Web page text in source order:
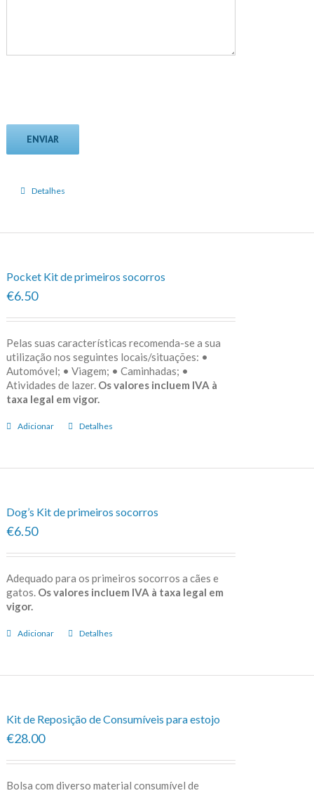
Detalhes
Pocket Kit de primeiros socorros
€6.50
Pelas suas características recomenda-se a sua
utilização nos seguintes locais/situações: •
Automóvel; • Viagem; • Caminhadas; •
Atividades de lazer. Os valores incluem IVA à
taxa legal em vigor.
Adicionar Detalhes
Dog’s Kit de primeiros socorros
€6.50
Adequado para os primeiros socorros a cães e
gatos. Os valores incluem IVA à taxa legal em
vigor.
Adicionar Detalhes
Kit de Reposição de Consumíveis para estojo
€28.00
Bolsa com diverso material consumível de